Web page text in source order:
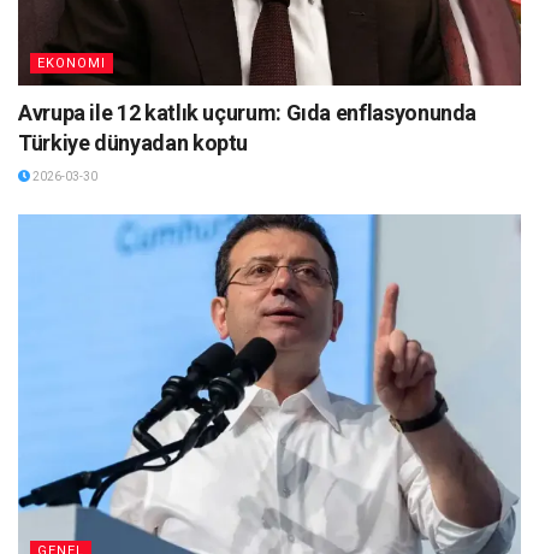
EKONOMI
Avrupa ile 12 katlık uçurum: Gıda enflasyonunda
Türkiye dünyadan koptu
2026-03-30